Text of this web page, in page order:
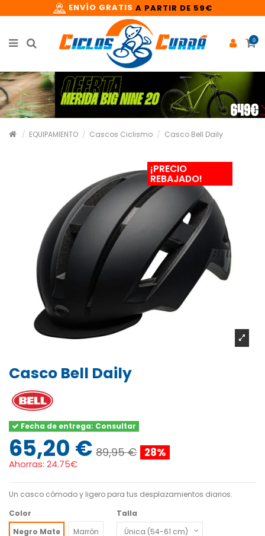
ENVÍO GRATIS A PARTIR DE 59€
0
EQUIPAMIENTO Cascos Ciclismo Casco Bell Daily
¡PRECIO
REBAJADO!
Casco Bell Daily
Fecha de entrega: Consultar
65,20 € 89,95 € 28%
Ahorras: 24.75€
Un casco cómodo y ligero para tus desplazamientos diarios.
Color
Negro Mate
Marrón
Talla